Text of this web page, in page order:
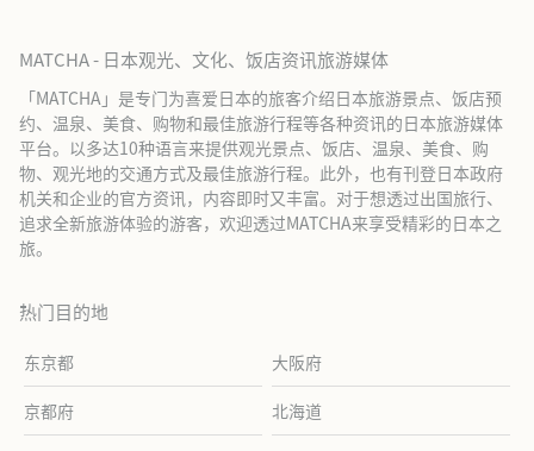
MATCHA - 日本观光、文化、饭店资讯旅游媒体
「MATCHA」是专门为喜爱日本的旅客介绍日本旅游景点、饭店预
约、温泉、美食、购物和最佳旅游行程等各种资讯的日本旅游媒体
平台。以多达10种语言来提供观光景点、饭店、温泉、美食、购
物、观光地的交通方式及最佳旅游行程。此外，也有刊登日本政府
机关和企业的官方资讯，内容即时又丰富。对于想透过出国旅行、
追求全新旅游体验的游客，欢迎透过MATCHA来享受精彩的日本之
旅。
热门目的地
东京都 大阪府
京都府 北海道